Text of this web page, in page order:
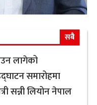
सबै
लागेको
समारोहमा
सन्नी लियोन नेपाल